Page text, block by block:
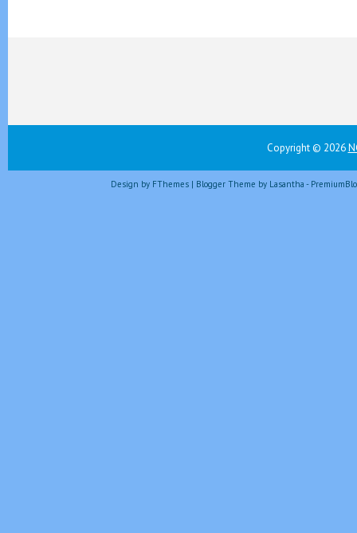
Copyright © 2026
Design by FThemes | Blogger Theme by Lasantha -